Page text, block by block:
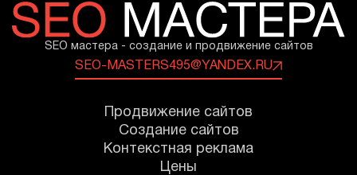
SEO мастера - создание и продвижение сайтов
SEO-MASTERS495@YANDEX.RU
Продвижение сайтов
Создание сайтов
Контекстная реклама
Цены